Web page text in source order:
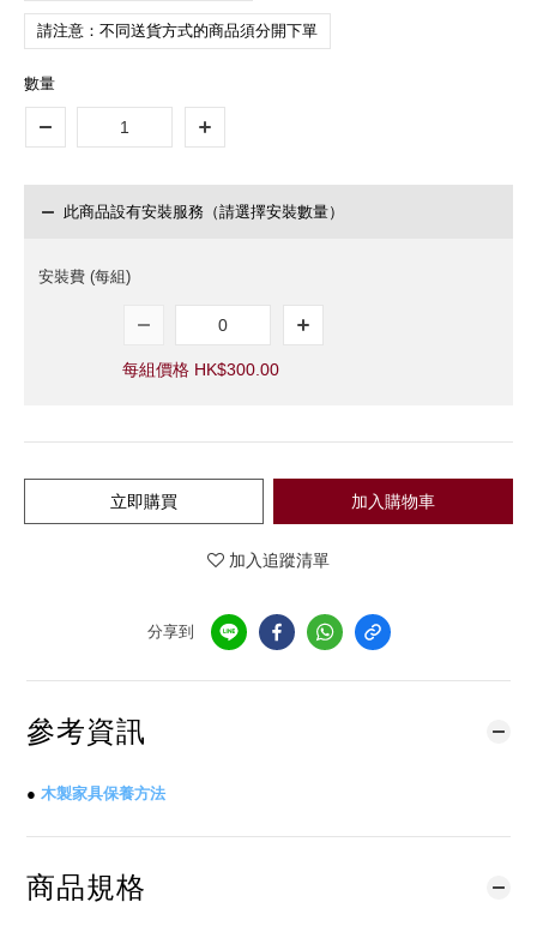
請注意：不同送貨方式的商品須分開下單
數量
此商品設有安裝服務（請選擇安裝數量）
安裝費 (每組)
每組價格 HK$300.00
加入購物車
立即購買
加入追蹤清單
分享到
參考資訊
● 木製家具保養方法
商品規格